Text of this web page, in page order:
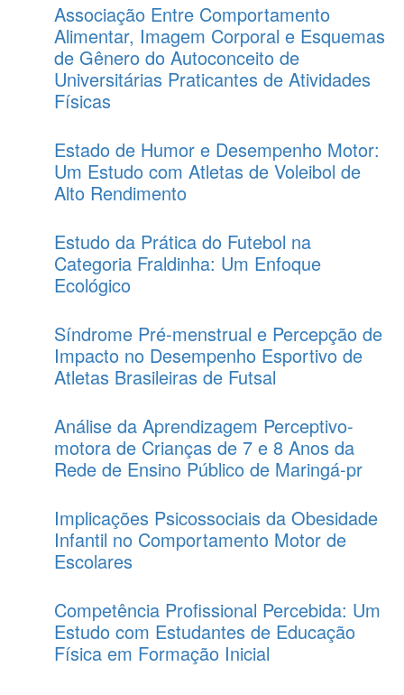
Associação Entre Comportamento
Alimentar, Imagem Corporal e Esquemas
de Gênero do Autoconceito de
Universitárias Praticantes de Atividades
Físicas
Estado de Humor e Desempenho Motor:
Um Estudo com Atletas de Voleibol de
Alto Rendimento
Estudo da Prática do Futebol na
Categoria Fraldinha: Um Enfoque
Ecológico
Síndrome Pré-menstrual e Percepção de
Impacto no Desempenho Esportivo de
Atletas Brasileiras de Futsal
Análise da Aprendizagem Perceptivo-
motora de Crianças de 7 e 8 Anos da
Rede de Ensino Público de Maringá-pr
Implicações Psicossociais da Obesidade
Infantil no Comportamento Motor de
Escolares
Competência Profissional Percebida: Um
Estudo com Estudantes de Educação
Física em Formação Inicial